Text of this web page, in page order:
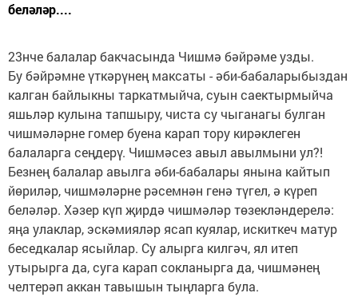
беләләр....
23нче балалар бакчасында Чишмә бәйрәме узды.
Бу бәйрәмне үткәрүнең максаты - әби-бабаларыбыздан
калган байлыкны таркатмыйча, суын саектырмыйча
яшьләр кулына тапшыру, чиста су чыганагы булган
чишмәләрне гомер буена карап тору кирәклеген
балаларга сеңдерү. Чишмәсез авыл авылмыни ул?!
Безнең балалар авылга әби-бабалары янына кайтып
йөриләр, чишмәләрне рәсемнән генә түгел, ә күреп
беләләр. Хәзер күп җирдә чишмәләр төзекләндерелә:
яңа улаклар, эскәмияләр ясап куялар, искиткеч матур
беседкалар ясыйлар. Су алырга килгәч, ял итеп
утырырга да, суга карап сокланыр­га да, чишмәнең
челтерәп аккан тавышын тыңларга була.